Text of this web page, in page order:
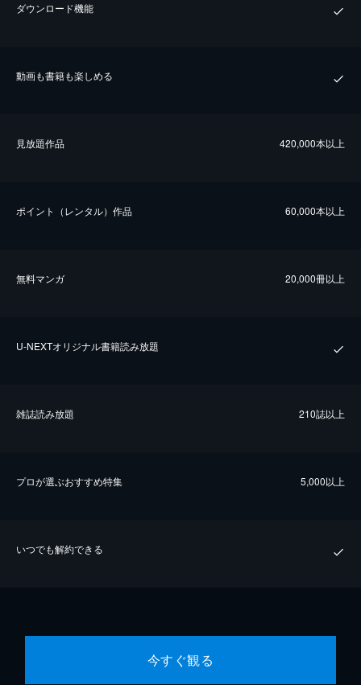
ダウンロード機能
動画も書籍も楽しめる
⾒放題作品 420,000本以上
ポイント（レンタル）作品 60,000本以上
無料マンガ 20,000冊以上
U-NEXTオリジナル書籍読み放題
雑誌読み放題 210誌以上
プロが選ぶおすすめ特集 5,000以上
いつでも解約できる
今すぐ観る